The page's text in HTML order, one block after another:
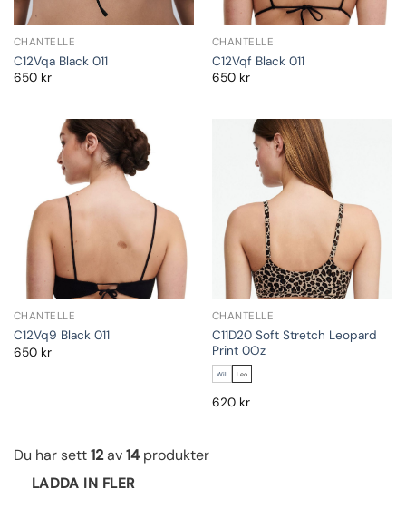
CHANTELLE
C12Vqa Black 011
650 kr
CHANTELLE
C12Vqf Black 011
650 kr
CHANTELLE
C12Vq9 Black 011
650 kr
CHANTELLE
C11D20 Soft Stretch Leopard
Print 0Oz
Wil Leo
620 kr
Du har sett12av14 produkter
LADDA IN FLER